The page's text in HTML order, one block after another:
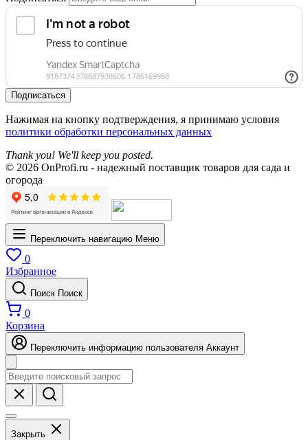
Подписаться
Нажимая на кнопку подтверждения, я принимаю условия
политики обработки персональных данных
Thank you! We'll keep you posted.
© 2026 OnProfi.ru - надежный поставщик товаров для сада и
огорода
Переключить навигацию Меню
0
Избранное
Поиск Поиск
0
Корзина
Переключить информацию пользователя Аккаунт
Закрыть